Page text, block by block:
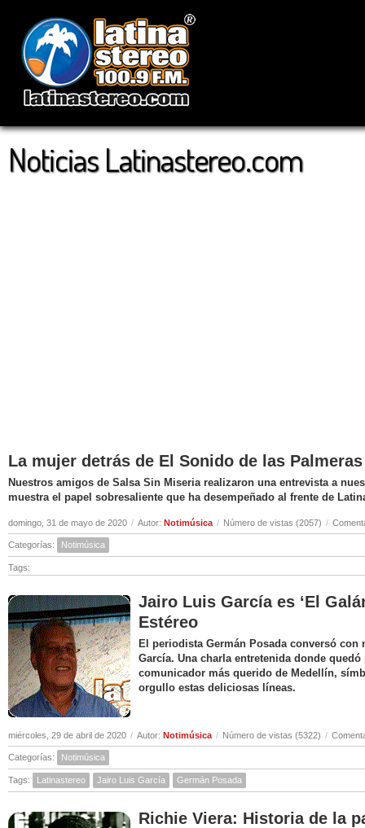
Noticias Latinastereo.com
La mujer detrás de El Sonido de las Palmeras
Nuestros amigos de Salsa Sin Miseria realizaron una entrevista a
muestra el papel sobresaliente que ha desempeñado al frente de
domingo, 31 de mayo de 2020 / Autor: Notimúsica / Número de vistas (2057) /
Categorías: Notimúsica
Tags:
Jairo Luis García es ‘El
Estéreo
El periodista Germán Posada conversó
García. Una charla entretenida donde
comunicador más querido de Medellín,
orgullo estas deliciosas líneas.
miércoles, 29 de abril de 2020 / Autor: Notimúsica / Número de vistas (5322) /
Categorías: Notimúsica
Tags: Latinastereo Jairo Luis García Germán Posada
Richie Viera: Historia de la